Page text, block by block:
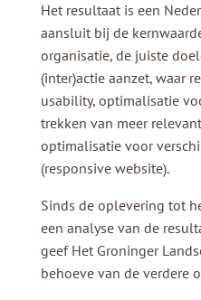
Het resultaat is een
aansluit bij de
organisatie, de juiste
(inter)actie aanzet, waar
usability, optimalisatie
trekken van meer
optimalisatie voor
(responsive website).
Sinds de oplevering tot
een analyse van de
geef Het Groninger
behoeve van de verdere